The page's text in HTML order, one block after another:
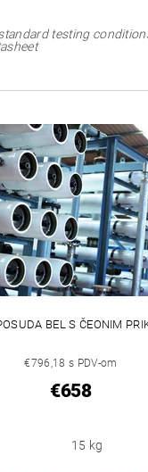
testing
BEL S ČEONIM
€796,18 s PDV-om
€658
15 kg